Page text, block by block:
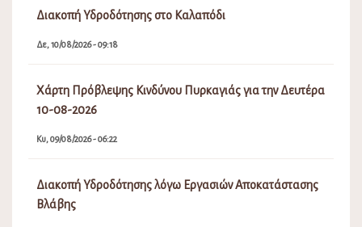
Διακοπή Υδροδότησης στο Καλαπόδι
Δε, 10/08/2026 - 09:18
Χάρτη Πρόβλεψης Κινδύνου Πυρκαγιάς για την Δευτέρα
10-08-2026
Κυ, 09/08/2026 - 06:22
Διακοπή Υδροδότησης λόγω Εργασιών Αποκατάστασης
Βλάβης